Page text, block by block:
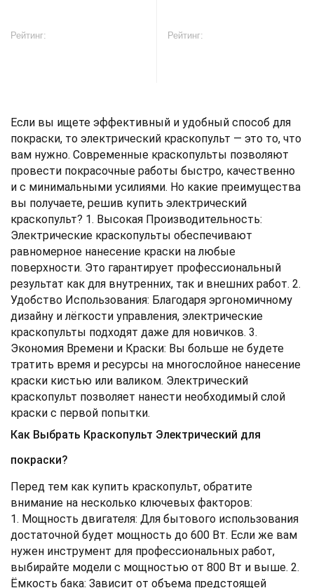
Рейтинг: Рейтинг:
Если вы ищете эффективный и удобный способ для
покраски, то электрический краскопульт — это то, что
вам нужно. Современные краскопульты позволяют
провести покрасочные работы быстро, качественно
и с минимальными усилиями. Но какие преимущества
вы получаете, решив купить электрический
краскопульт? 1. Высокая Производительность:
Электрические краскопульты обеспечивают
равномерное нанесение краски на любые
поверхности. Это гарантирует профессиональный
результат как для внутренних, так и внешних работ. 2.
Удобство Использования: Благодаря эргономичному
дизайну и лёгкости управления, электрические
краскопульты подходят даже для новичков. 3.
Экономия Времени и Краски: Вы больше не будете
тратить время и ресурсы на многослойное нанесение
краски кистью или валиком. Электрический
краскопульт позволяет нанести необходимый слой
краски с первой попытки.
Как Выбрать Краскопульт Электрический для
покраски?
Перед тем как купить краскопульт, обратите
внимание на несколько ключевых факторов:
1. Мощность двигателя: Для бытового использования
достаточной будет мощность до 600 Вт. Если же вам
нужен инструмент для профессиональных работ,
выбирайте модели с мощностью от 800 Вт и выше. 2.
Ёмкость бака: Зависит от объема предстоящей